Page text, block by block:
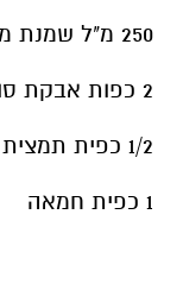
250 מ"ל שמנת מתוקה להקצפה
2 כפות אבקת סוכר
1/2 כפית תמצית וניל
1 כפית חמאה